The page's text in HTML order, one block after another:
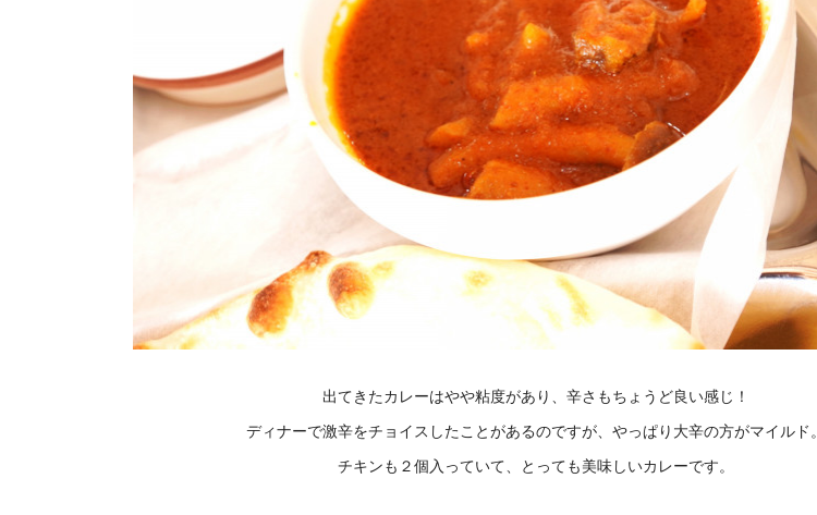
出てきたカレーはやや粘度があり、辛さもちょうど良い感じ！
ディナーで激辛をチョイスしたことがあるのですが、やっぱり大辛の方がマイルド。
チキンも２個入っていて、とっても美味しいカレーです。